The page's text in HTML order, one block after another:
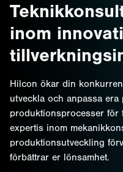
inom
Hilcon ökar din
utveckla och anpassa
produktionsprocesser för
expertis inom
produktionsutveckling
förbättrar er lönsamhet.